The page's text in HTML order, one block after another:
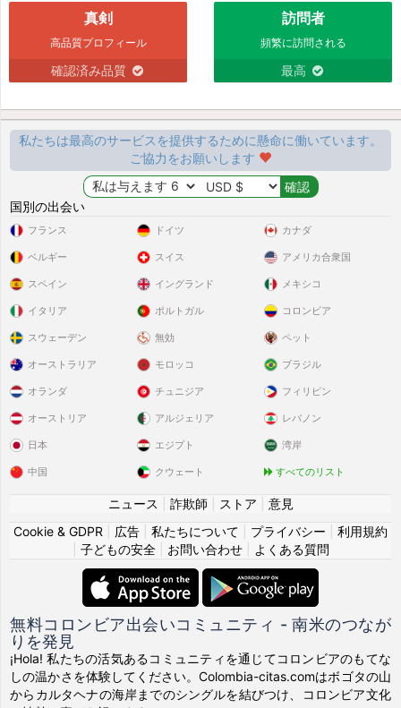
真剣
高品質プロフィール
確認済み品質
訪問者
頻繁に訪問される
最高
私たちは最高のサービスを提供するために懸命に働いています。
ご協力をお願いします
国別の出会い
フランス
ベルギー
スペイン
イタリア
スウェーデン
ドイツ
スイス
イングランド
ポルトガル
無効
カナダ
アメリカ合衆国
メキシコ
コロンビア
ペット
オーストラリア
オランダ
オーストリア
日本
中国
モロッコ
チュニジア
アルジェリア
エジプト
クウェート
ブラジル
フィリピン
レバノン
湾岸
すべてのリスト
ニュース 詐欺師 ストア
意見
Cookie & GDPR
広告 私たちについて プライバシー
利用規約
子どもの安全| お問い合わせ| よくある質問
無料コロンビア出会いコミュニティ - 南米のつなが
りを発見
¡Hola! 私たちの活気あるコミュニティを通じてコロンビアのもてな
しの温かさを体験してください。Colombia-citas.comはボゴタの山
からカルタヘナの海岸までのシングルを結びつけ、コロンビア文化